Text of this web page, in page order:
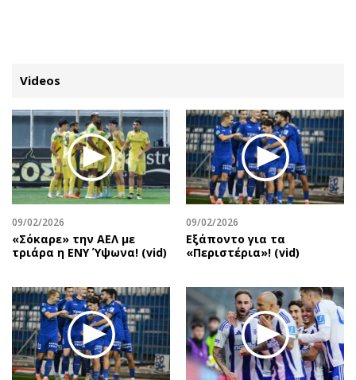
ΚΑΤΗΓΟΡΙΕΣ ΣΥΝΔΕΣΗ
Κύπρος
Παιδεία
Υγεία
Πολιτική
Βουλευτικές 2026
Προεδρικές 2023
Δημοσκοπήσεις
Διπλωματία
Αθλητισμός
Απόψεις
Αρθρογραφία
The Hill
Υγεία
Αγγελίες
Πωλούνται
Ζητούν εργασία
Θέσεις εργασίας
Geek
Videos
09/02/2026
«Σόκαρε» την ΑΕΛ με
τριάρα η ΕΝΥ Ύψωνα! (vid)
09/02/2026
Εξάποντο για τα
«Περιστέρια»! (vid)